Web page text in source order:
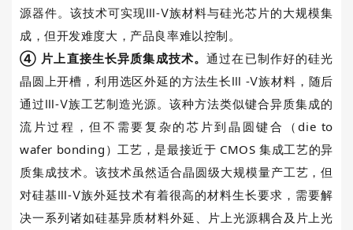
源器件。该技术可实现Ⅲ-Ⅴ族材料与硅光芯片的大规模集
成，但开发难度大，产品良率难以控制。
④ 片上直接生长异质集成技术。通过在已制作好的硅光
晶圆上开槽，利用选区外延的方法生长Ⅲ -Ⅴ族材料，随后
通过Ⅲ-Ⅴ族工艺制造光源。该种方法类似键合异质集成的
流片过程 ，但不需要复杂的芯片到晶圆键合（die to
wafer bonding ）工艺，是最接近于 CMOS集成工艺的异
质集成技术。该技术虽然适合晶圆级大规模量产工艺，但
对硅基Ⅲ-Ⅴ族外延技术有着很高的材料生长要求，需要解
决一系列诸如硅基异质材料外延、片上光源耦合及片上光